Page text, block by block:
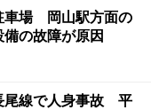
車場 岡山駅方面の
の故障が原因
尾線で人身事故 平